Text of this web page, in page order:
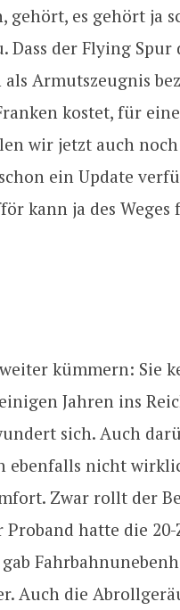
gehört, es gehört ja
Dass der Flying Spur
Armutszeugnis
kostet, für
wir jetzt auch
ein Update
kann ja des Weges
kümmern: Sie
Jahren ins
sich. Auch
ebenfalls nicht
Zwar rollt der
Proband hatte die
Auch die